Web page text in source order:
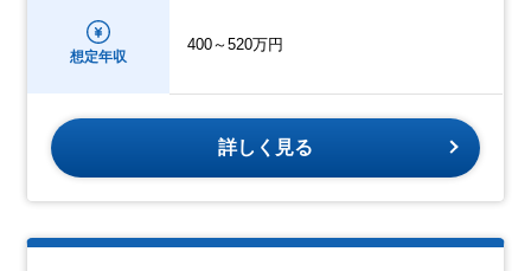
想定年収
400～520万円
詳しく見る